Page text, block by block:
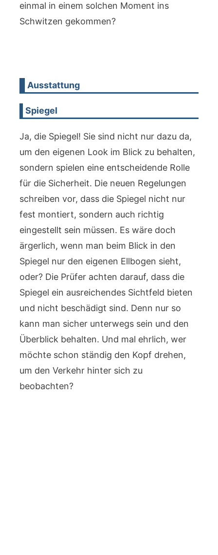
einmal in einem solchen Moment ins
Schwitzen gekommen?
Ausstattung
Spiegel
Ja, die Spiegel! Sie sind nicht nur dazu da,
um den eigenen Look im Blick zu behalten,
sondern spielen eine entscheidende Rolle
für die Sicherheit. Die neuen Regelungen
schreiben vor, dass die Spiegel nicht nur
fest montiert, sondern auch richtig
eingestellt sein müssen. Es wäre doch
ärgerlich, wenn man beim Blick in den
Spiegel nur den eigenen Ellbogen sieht,
oder? Die Prüfer achten darauf, dass die
Spiegel ein ausreichendes Sichtfeld bieten
und nicht beschädigt sind. Denn nur so
kann man sicher unterwegs sein und den
Überblick behalten. Und mal ehrlich, wer
möchte schon ständig den Kopf drehen,
um den Verkehr hinter sich zu
beobachten?